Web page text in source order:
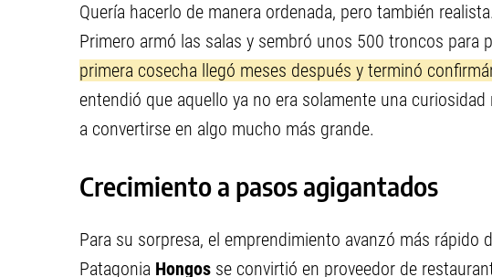
Quería hacerlo de manera ordenada, pero también
Primero armó las salas y sembró unos 500 troncos para
primera cosecha llegó meses después y terminó
entendió que aquello ya no era solamente una
a convertirse en algo mucho más grande.
Crecimiento a pasos agigantados
Para su sorpresa, el emprendimiento avanzó más rápido
Patagonia Hongos se convirtió en proveedor de